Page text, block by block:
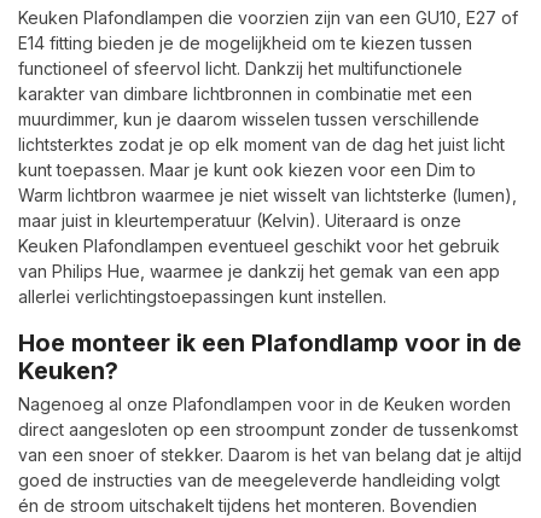
Keuken Plafondlampen die voorzien zijn van een GU10, E27 of
E14 fitting bieden je de mogelijkheid om te kiezen tussen
functioneel of sfeervol licht. Dankzij het multifunctionele
karakter van dimbare lichtbronnen in combinatie met een
muurdimmer, kun je daarom wisselen tussen verschillende
lichtsterktes zodat je op elk moment van de dag het juist licht
kunt toepassen. Maar je kunt ook kiezen voor een Dim to
Warm lichtbron waarmee je niet wisselt van lichtsterke (lumen),
maar juist in kleurtemperatuur (Kelvin). Uiteraard is onze
Keuken Plafondlampen eventueel geschikt voor het gebruik
van Philips Hue, waarmee je dankzij het gemak van een app
allerlei verlichtingstoepassingen kunt instellen.
Hoe monteer ik een Plafondlamp voor in de
Keuken?
Nagenoeg al onze Plafondlampen voor in de Keuken worden
direct aangesloten op een stroompunt zonder de tussenkomst
van een snoer of stekker. Daarom is het van belang dat je altijd
goed de instructies van de meegeleverde handleiding volgt
én de stroom uitschakelt tijdens het monteren. Bovendien